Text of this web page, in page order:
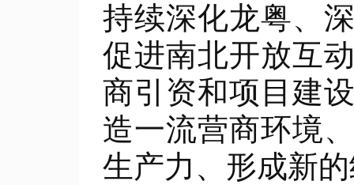
持续深化龙粤、
促进南北开放互
商引资和项目建
造一流营商环境
生产力、形成新